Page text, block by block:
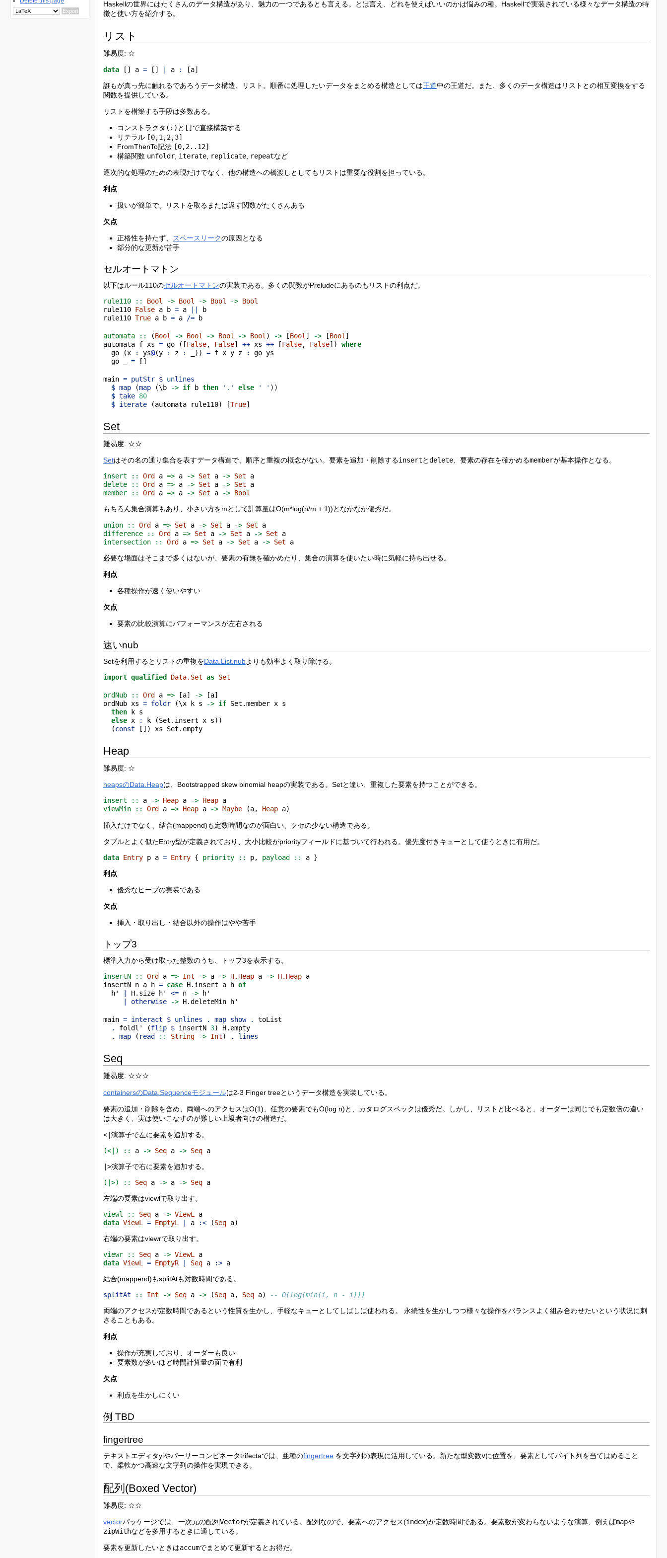
Haskellの世界にはたくさんのデータ構造があり、魅力の一つであるとも言える。とは言え、どれを使えばいいのかは悩みの種。Haskellで実装されている様々なデータ構造の特
徴と使い方を紹介する。
リスト
難易度: ☆
data [] a = [] | a : [a]
誰もが真っ先に触れるであろうデータ構造、リスト。順番に処理したいデータをまとめる構造としては王道中の王道だ。また、多くのデータ構造はリストとの相互変換をする
関数を提供している。
リストを構築する手段は多数ある。
コンストラクタ (:) と [] で直接構築する
リテラル [0,1,2,3]
FromThenTo記法 [0,2..12]
構築関数 unfoldr iterate replicate repeatなど
逐次的な処理のための表現だけでなく、他の構造への橋渡しとしてもリストは重要な役割を担っている。
利点
扱いが簡単で、リストを取るまたは返す関数がたくさんある
欠点
正格性を持たず、 スペースリークの原因となる
部分的な更新が苦手
セルオートマトン
以下はルール110のセルオートマトンの実装である。多くの関数がPreludeにあるのもリストの利点だ。
rule110 :: Bool -> Bool -> Bool -> Bool
rule110 False a b = a
b
rule110 True a b = a /= b
automata :: (Bool -> Bool -> Bool -> Bool ) -> [Bool ] -> [Bool ]
automata f xs = go ([False, False] ++ xs ++ [False, False]) where
  go (x
: ys@(y : z : _)) = f x y z :
go ys
  go _
= []
main = putStr $ unlines
$ map (map (\b -> if b then '.' else ' ' ))
$ take 80
$ iterate (automata rule110) [True]
Set
難易度: ☆☆
Setはその名の通り集合を表すデータ構造で、順序と重複の概念がない。要素を追加・削除するinsertとdelete、要素の存在を確かめるmemberが基本操作となる。
insert :: Ord a => a -> Set a -> Set a
delete ::
Ord a => a -> Set a -> Set a
member ::
Ord a => a -> Set a -> Bool
もちろん集合演算もあり、小さい方をmとして計算量はO(m*log(n/m + 1))となかなか優秀だ。
union :: Ord a => Set a -> Set a -> Set a
difference ::
Ord a => Set a -> Set a -> Set a
intersection ::
Ord a => Set a -> Set a -> Set a
必要な場面はそこまで多くはないが、要素の有無を確かめたり、集合の演算を使いたい時に気軽に持ち出せる。
利点
各種操作が速く使いやすい
欠点
要素の比較演算にパフォーマンスが左右される
速いnub
Setを利用するとリストの重複をData.List.nubよりも効率よく取り除ける。
import qualified Data.Set as Set
ordNub :: Ord a => [a] -> [a]
ordNub xs = foldr (\x k s -> if Set.member x s
then k s
else x :
k (Set.insert x s))
  (
const []) xs Set.empty
Heap
難易度: ☆
heapsのData.Heapは、Bootstrapped skew binomial heapの実装である。Setと違い、重複した要素を持つことができる。
insert :: a -> Heap a -> Heap a
viewMin ::
Ord a => Heap a -> Maybe (a, Heap a)
挿入だけでなく、結合(mappend)も定数時間なのが面白い、クセの少ない構造である。
タプルとよく似たEntry型が定義されており、大小比較がpriorityフィールドに基づいて行われる。優先度付きキューとして使うときに有用だ。
data Entry p a = Entry { priority :: p, payload :: a }
利点
優秀なヒープの実装である
欠点
挿入・取り出し・結合以外の操作はやや苦手
トップ3
標準入力から受け取った整数のうち、トップ3を表示する。
insertN :: Ord a => Int -> a -> H.Heap a -> H.Heap a
insertN n a h = case H.insert a h of
  h'
H.size h' <= n -> h'
otherwise -> H.deleteMin h'
main = interact $ unlines . map show .
toList
.
foldl' (flip $ insertN 3) H.empty
.
map ( read :: String -> Int) . lines
Seq
難易度: ☆☆☆
containersのData.Sequenceモジュールは2-3 Finger treeというデータ構造を実装している。
要素の追加・削除を含め、両端へのアクセスはO(1)、任意の要素でもO(log n)と、カタログスペックは優秀だ。しかし、リストと比べると、オーダーは同じでも定数倍の違い
は大きく、実は使いこなすのが難しい上級者向けの構造だ。
<|演算子で左に要素を追加する。
(<|) :: a -> Seq a -> Seq a
|>演算子で右に要素を追加する。
(|>) :: Seq a -> a -> Seq a
左端の要素はviewlで取り出す。
viewl :: Seq a -> ViewL
a
data ViewL = EmptyL a :< (Seq a)
右端の要素はviewrで取り出す。
viewr :: Seq a -> ViewL
a
data ViewL = EmptyR Seq a :> a
結合(mappend)もsplitAtも対数時間である。
splitAt :: Int -> Seq a -> (Seq a, Seq a) -- O(log(min(i, n - i)))
両端のアクセスが定数時間であるという性質を生かし、手軽なキューとしてしばしば使われる。 永続性を生かしつつ様々な操作をバランスよく組み合わせたいという状況に刺
さることもある。
利点
操作が充実しており、オーダーも良い
要素数が多いほど時間計算量の面で有利
欠点
利点を生かしにくい
例 TBD
fingertree
テキストエディタyiやパーサーコンビネータtrifectaでは、亜種のfingertree を文字列の表現に活用している。新たな型変数vに位置を、要素としてバイト列を当てはめること
で、柔軟かつ高速な文字列の操作を実現できる。
配列(Boxed Vector)
難易度: ☆☆
vectorパッケージでは、一次元の配列Vectorが定義されている。配列なので、要素へのアクセス(index)が定数時間である。要素数が変わらないような演算、例えばmapや
zipWithなどを多用するときに適している。
要素を更新したいときはaccumでまとめて更新するとお得だ。